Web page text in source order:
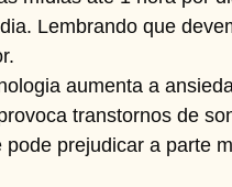
Lembrando que
aumenta a
transtornos de
prejudicar a parte